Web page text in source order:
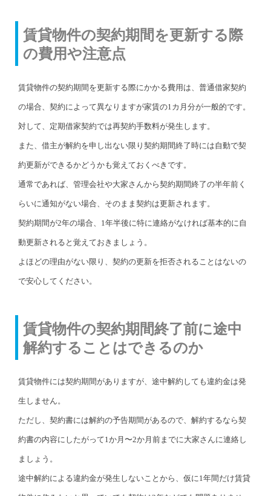
賃貸物件の契約期間を更新する際
の費用や注意点
賃貸物件の契約期間を更新する際にかかる費用は、普通借家契約
の場合、契約によって異なりますが家賃の1カ月分が一般的です。
対して、定期借家契約では再契約手数料が発生します。
また、借主が解約を申し出ない限り契約期間終了時には自動で契
約更新ができるかどうかも覚えておくべきです。
通常であれば、管理会社や大家さんから契約期間終了の半年前く
らいに通知がない場合、そのまま契約は更新されます。
契約期間が2年の場合、1年半後に特に連絡がなければ基本的に自
動更新されると覚えておきましょう。
よほどの理由がない限り、契約の更新を拒否されることはないの
で安心してください。
賃貸物件の契約期間終了前に途中
解約することはできるのか
賃貸物件には契約期間がありますが、途中解約しても違約金は発
生しません。
ただし、契約書には解約の予告期間があるので、解約するなら契
約書の内容にしたがって1か月〜2か月前までに大家さんに連絡し
ましょう。
途中解約による違約金が発生しないことから、仮に1年間だけ賃貸